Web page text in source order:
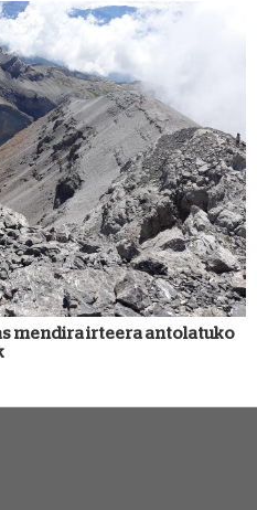
mendira irteera antolatuko